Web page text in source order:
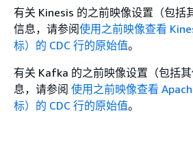
有关 Kinesis 的之前映像设置（包括
信息，请参阅使用之前映像查看
标）的 CDC 行的原始值。
有关 Kafka 的之前映像设置（包括
息，请参阅 使用之前映像查看
标）的 CDC 行的原始值。